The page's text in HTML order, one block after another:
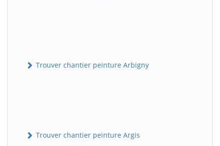
Trouver chantier peinture Arbigny
Trouver chantier peinture Argis